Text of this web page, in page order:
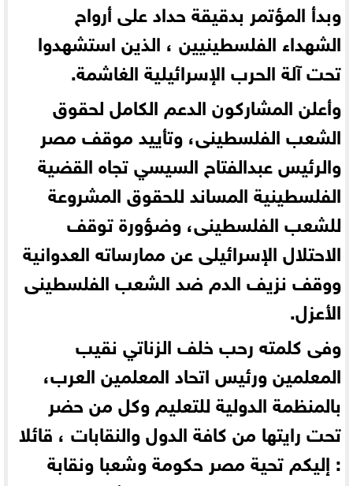
وبدأ المؤتمر بدقيقة حداد على أرواح
الشهداء الفلسطينيين ، الذين استشهدوا
تحت آلة الحرب الإسرائيلية الغاشمة.
وأعلن المشاركون الدعم الكامل لحقوق
الشعب الفلسطينى، وتأييد موقف مصر
والرئيس عبدالفتاح السيسي تجاه القضية
الفلسطينية المساند للحقوق المشروعة
للشعب الفلسطينى، وضؤورة توقف
الاحتلال الإسرائيلى عن ممارساته العدوانية
ووقف نزيف الدم ضد الشعب الفلسطينى
الأعزل.
وفى كلمته رحب خلف الزناتي نقيب
المعلمين ورئيس اتحاد المعلمين العرب،
بالمنظمة الدولية للتعليم وكل من حضر
تحت رايتها من كافة الدول والنقابات ، قائلا
: إليكم تحية مصر حكومة وشعبا ونقابة